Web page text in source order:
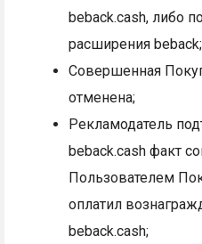
beback.cash, либо
расширения beback;
Совершенная
отменена;
Рекламодатель
beback.cash факт
Пользователем
оплатил
beback.cash;